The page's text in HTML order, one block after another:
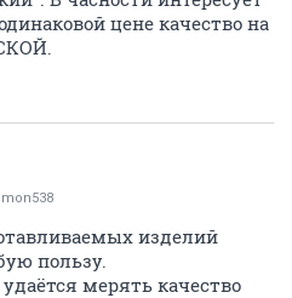
цене качество на
изделий
пользу.
мерять качество